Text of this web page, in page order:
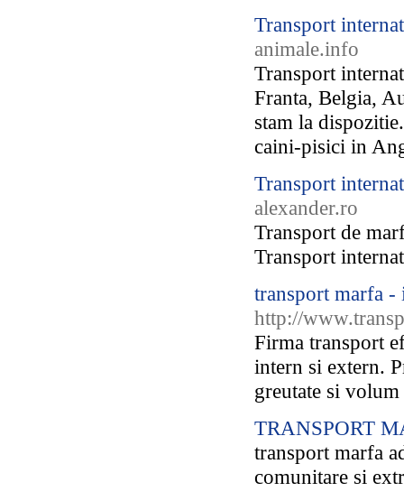
Transport
animale.info
Transport
Franta, Belgia,
stam la
caini-pisici in
Transport
alexander.ro
Transport de
Transport
transport marfa -
http://
Firma transport
intern si extern.
greutate si
TRANSPORT
transport marfa
comunitare si